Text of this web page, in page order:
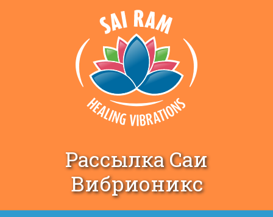
Рассылка Саи
Вибрионикс